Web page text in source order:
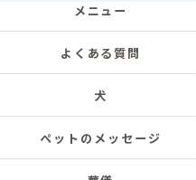
メニュー
よくある質問
犬
ペットのメッセージ